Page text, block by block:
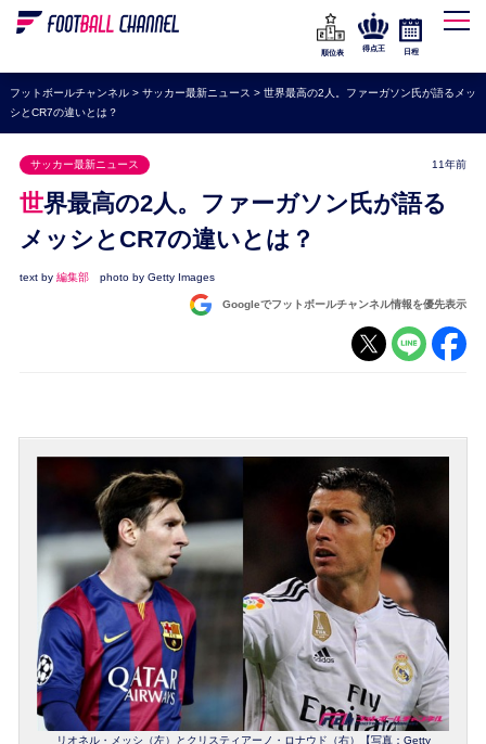
WEリーグ
海外サッカー
プレミアリーグ
ラ・リーガ
セリエA
ブンデスリーガ
UEFA
ナショナルチーム
順位表
得点王 日程
フットボールチャンネル> サッカー最新ニュース > 世界最高の2人。ファーガソン氏が語るメッ
シとCR7の違いとは？
サッカー最新ニュース 11年前
世界最高の2人。ファーガソン氏が語る
メッシとCR7の違いとは？
text by 編集部 photo by Getty Images
Googleでフットボールチャンネル情報を優先表示
リオネル・メッシ（左）とクリスティアーノ・ロナウド（右）【写真：Getty